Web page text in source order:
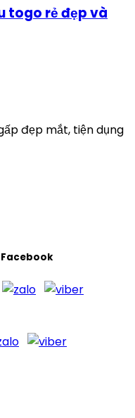
togo rẻ đẹp và
đẹp mắt, tiện dụng
Facebook